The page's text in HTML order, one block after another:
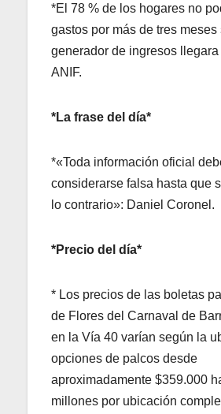
*El 78 % de los hogares no
gastos por más de tres meses
generador de ingresos llegara
ANIF.
*La frase del día*
*«Toda información oficial
considerarse falsa hasta que
lo contrario»: Daniel Coronel.
*Precio del día*
* Los precios de las boletas
de Flores del Carnaval de
en la Vía 40 varían según la
opciones de palcos desde
aproximadamente $359.000
millones por ubicación